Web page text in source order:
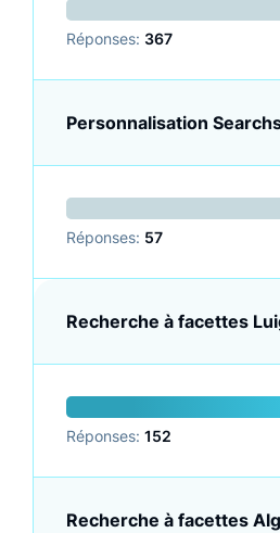
Réponses: 367
Personnalisation
Réponses: 57
Recherche à facettes
Réponses: 152
Recherche à facettes